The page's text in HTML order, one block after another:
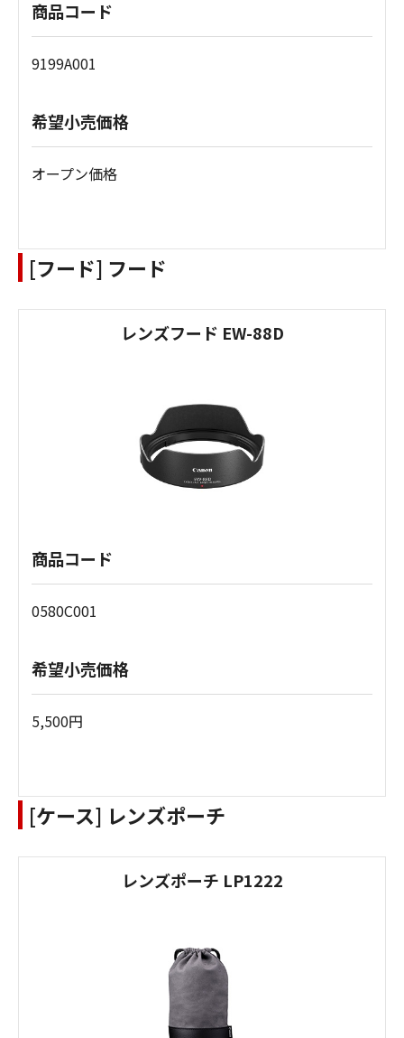
商品コード
9199A001
希望小売価格
オープン価格
[フード] フード
レンズフード EW-88D
商品コード
0580C001
希望小売価格
5,500円
[ケース] レンズポーチ
レンズポーチ LP1222